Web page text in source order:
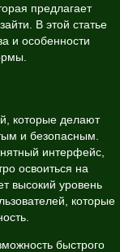
предлагает
В этой статье
и особенности
которые делают
и безопасным.
интерфейс,
освоиться на
высокий уровень
которые
быстрого